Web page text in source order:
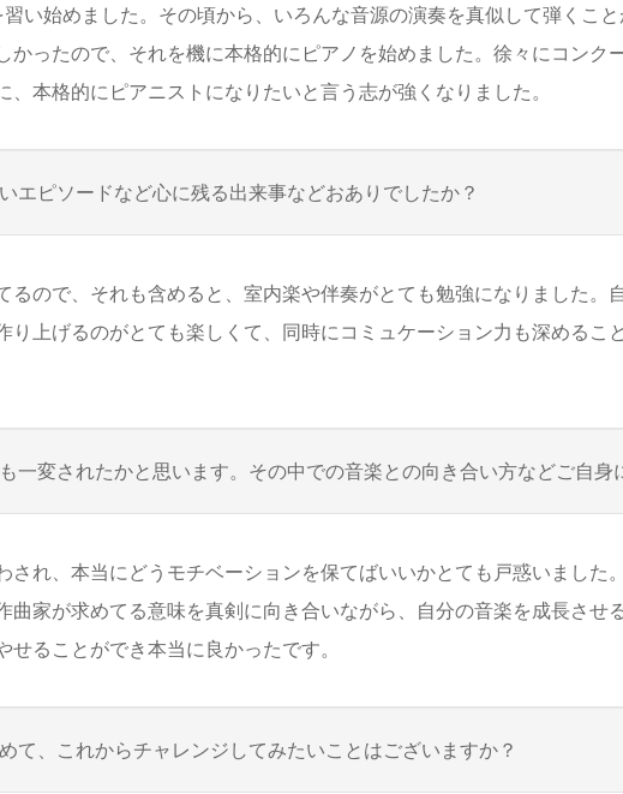
始めました。その頃から、いろんな音源の演奏を真似して弾くこ
ったので、それを機に本格的にピアノを始めました。徐々にコンク
本格的にピアニストになりたいと言う志が強くなりました。
エピソードなど心に残る出来事などおありでしたか？
ので、それも含めると、室内楽や伴奏がとても勉強になりました。
上げるのがとても楽しくて、同時にコミュケーション力も深めるこ
一変されたかと思います。その中での音楽との向き合い方などご自身
れ、本当にどうモチベーションを保てばいいかとても戸惑いました
家が求めてる意味を真剣に向き合いながら、自分の音楽を成長させ
ることができ本当に良かったです。
て、これからチャレンジしてみたいことはございますか？